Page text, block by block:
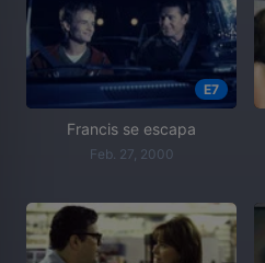
E7
Francis se escapa
Feb. 27, 2000